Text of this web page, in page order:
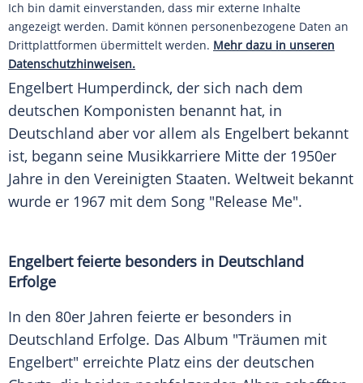
Ich bin damit einverstanden, dass mir externe Inhalte
angezeigt werden. Damit können personenbezogene Daten an
Drittplattformen übermittelt werden. Mehr dazu in unseren
Datenschutzhinweisen.
Engelbert Humperdinck, der sich nach dem
deutschen Komponisten benannt hat, in
Deutschland aber vor allem als Engelbert bekannt
ist, begann seine Musikkarriere Mitte der 1950er
Jahre in den Vereinigten Staaten. Weltweit bekannt
wurde er 1967 mit dem Song "Release Me".
Engelbert feierte besonders in Deutschland
Erfolge
In den 80er Jahren feierte er besonders in
Deutschland Erfolge. Das Album "Träumen mit
Engelbert" erreichte Platz eins der deutschen